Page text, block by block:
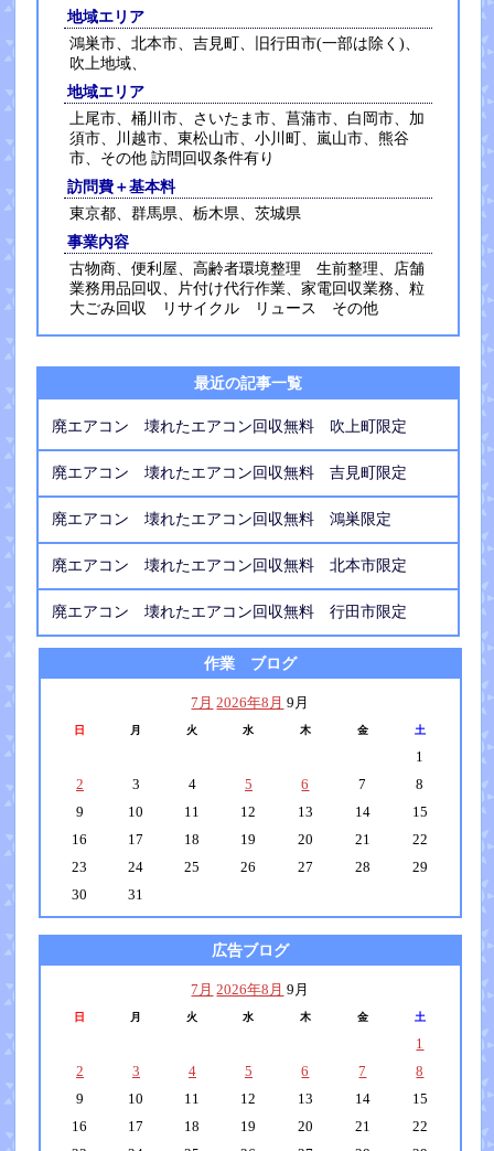
地域エリア
鴻巣市、北本市、吉見町、旧行田市(一部は除く)、
吹上地域、
地域エリア
上尾市、桶川市、さいたま市、菖蒲市、白岡市、加
須市、川越市、東松山市、小川町、嵐山市、熊谷
市、その他 訪問回収条件有り
訪問費＋基本料
東京都、群馬県、栃木県、茨城県
事業内容
古物商、便利屋、高齢者環境整理 生前整理、店舗
業務用品回収、片付け代行作業、家電回収業務、粒
大ごみ回収 リサイクル リュース その他
最近の記事一覧
廃エアコン 壊れたエアコン回収無料 吹上町限定
廃エアコン 壊れたエアコン回収無料 吉見町限定
廃エアコン 壊れたエアコン回収無料 鴻巣限定
廃エアコン 壊れたエアコン回収無料 北本市限定
廃エアコン 壊れたエアコン回収無料 行田市限定
作業 ブログ
7月 2026年8月 9月
日 月 火 水 木 金 土
1
2
3 4 5 6 7
8
9
10 11 12 13 14
15
16
17 18 19 20 21
22
23
24 25 26 27 28
29
30
31
広告ブログ
7月 2026年8月 9月
日 月 火 水 木 金 土
1
2
3 4 5 6 7
8
9
10 11 12 13 14
15
16
17 18 19 20 21
22